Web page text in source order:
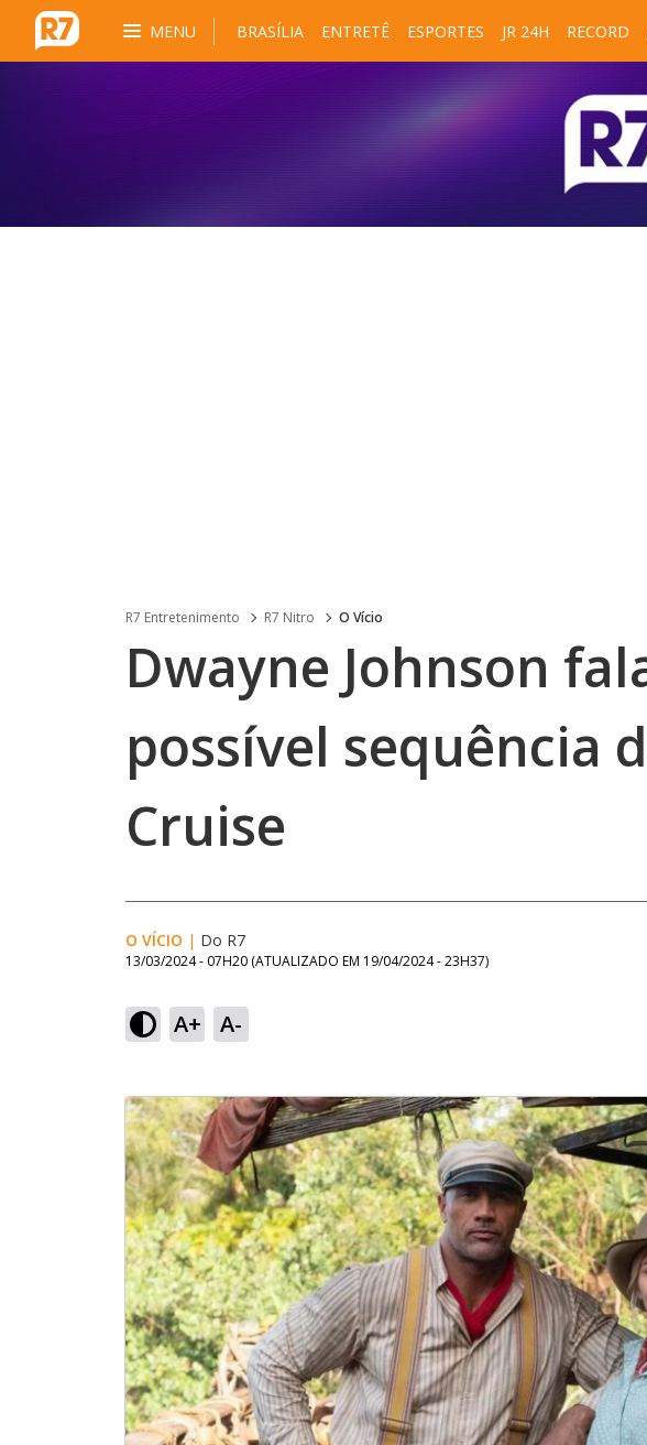
MENU BRASÍLIA ENTRETÊ ESPORTES JR 24H RECORD
R7 Entretenimento R7 Nitro O Vício
Dwayne Johnson
possível sequência
Cruise
O VÍCIO | Do R7
13/03/2024 - 07H20 (ATUALIZADO EM 19/04/2024 - 23H37)
A+ A-